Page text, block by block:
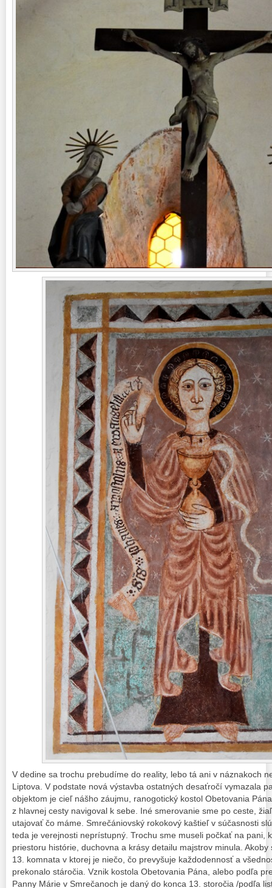
V dedine sa trochu prebudíme do reality, lebo tá ani v náznakoch
Liptova. V podstate nová výstavba ostatných desaťročí vymazala
objektom je cieľ nášho záujmu, ranogotický kostol Obetovania
z hlavnej cesty navigoval k sebe. Iné smerovanie sme po ceste,
utajovať čo máme. Smrečániovský rokokový kaštieľ v súčasnosti
teda je verejnosti neprístupný. Trochu sme museli počkať na pani,
priestoru histórie, duchovna a krásy detailu majstrov minula.
13. komnata v ktorej je niečo, čo prevyšuje každodennosť a
prekonalo stáročia. Vznik kostola Obetovania Pána, alebo podľa
Panny Márie v Smrečanoch je daný do konca 13. storočia /podľa